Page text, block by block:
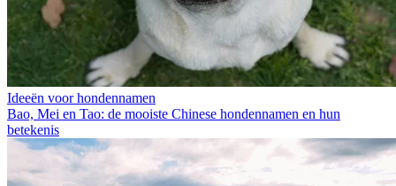
Ideeën voor hondennamen
Bao, Mei en Tao: de mooiste Chinese hondennamen en hun
betekenis